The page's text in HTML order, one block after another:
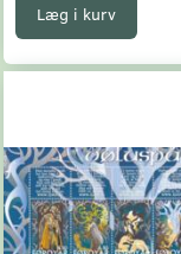
Læg i kurv